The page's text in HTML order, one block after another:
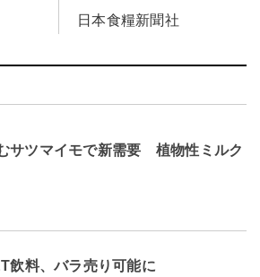
日本食糧新聞社
サツマイモで新需要 植物性ミルク
飲料、バラ売り可能に